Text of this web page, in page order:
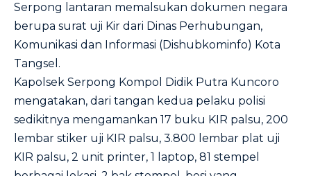
Serpong lantaran memalsukan dokumen negara
berupa surat uji Kir dari Dinas Perhubungan,
Komunikasi dan Informasi (Dishubkominfo) Kota
Tangsel.
Kapolsek Serpong Kompol Didik Putra Kuncoro
mengatakan, dari tangan kedua pelaku polisi
sedikitnya mengamankan 17 buku KIR palsu, 200
lembar stiker uji KIR palsu, 3.800 lembar plat uji
KIR palsu, 2 unit printer, 1 laptop, 81 stempel